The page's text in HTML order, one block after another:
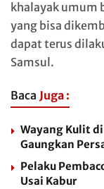
khalayak umum
yang bisa
dapat terus
Samsul.
Baca Juga :
Wayang Kulit
Gaungkan
Pelaku
Usai Kabur